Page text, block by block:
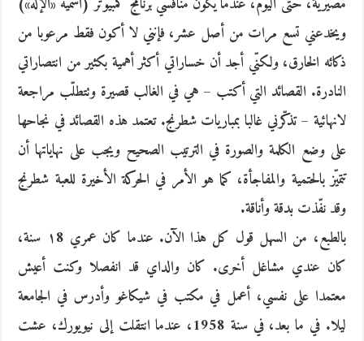
ويخدعني تسع مرات من أصل عشر، فإنني لا أكون فقط مرعوبا من
ذكائه الخارق، ولكنّي أجد أن خساراتي أكثر أهمية بكثير من انتصاراتي
النادرة. القصائد التي أكتب – هي في الغالب قصيرة وتتطلّب مراجعة
لانهائية – تذكّرني غالبا بمباريات شطرنج. تعتمد هذه القصائد في نجاحها
على وضع الكلمة والصورة في الترتيب الصحيح ويجب على نهاياتها أن
تتميّز بالحتمية والمفاجأة، كما هو الأمر في الحركة الأخيرة للعبة شطرنج
وقد نفّذت بدقة وأناقة.
بالطبع، من السهل قول كل هذا الآن. عندما كان عمري ١8 سنة،
كان عندي مشاغل أخرى. كان والداي قد انفصلا وكنت أعيش
معتمدا على نفسي، أعمل في مكتب في شيكاغو وأدرس في الجامعة
ليلا. في ما بعد، في سنة 1958، عندما انتقلت إلى نيويورك، عشت